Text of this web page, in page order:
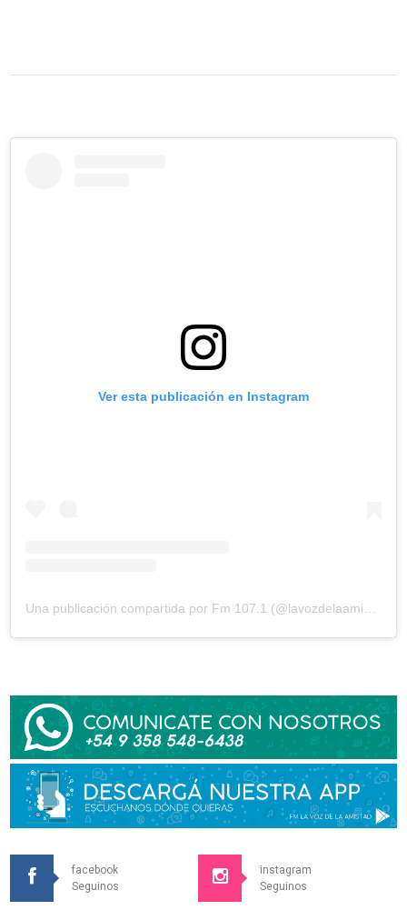
Ver esta publicación en Instagram
facebook
Seguinos
instagram
Seguinos